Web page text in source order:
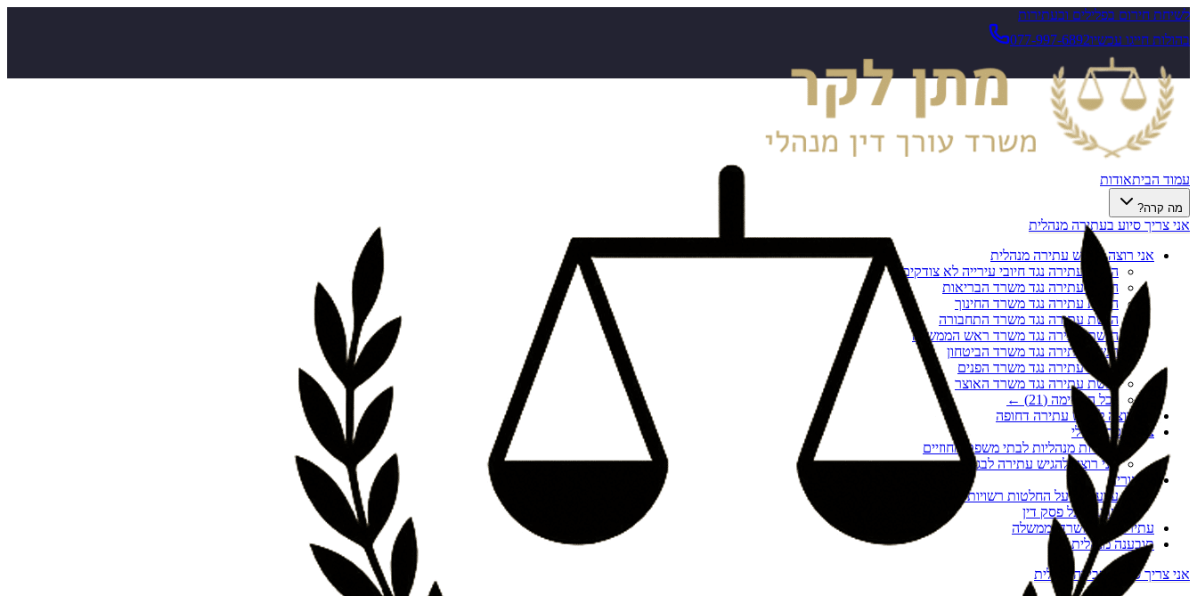
לשיחת חירום בפלילים ובעתירות
בהולות חייגו עכשיו077-997-6892
עמוד הביתאודות
מה קרה?
אני צריך סיוע בעתירה מנהלית
אני רוצה להגיש עתירה מנהלית
הגשת עתירה נגד חיובי עירייה לא צודקים
הגשת עתירה נגד משרד הבריאות
הגשת עתירה נגד משרד החינוך
הגשת עתירה נגד משרד התחבורה
הגשת עתירה נגד משרד ראש הממשלה
הגשת עתירה נגד משרד הביטחון
הגשת עתירה נגד משרד הפנים
הגשת עתירה נגד משרד האוצר
לכל הרשימה (21
) ←
אני רוצה להגיש עתירה דחופה
צו הריסה מנהלי
עתירות מנהליות לבתי משפט מחוזיים
אני רוצה להגיש עתירה לבג"ץ
ערעורים
ערעורים על החלטות רשויות מקומיות
ערעור על פסק דין
עתירות נגד משרדי ממשלה
תובענה מנהלית
אני צריך סיוע בעבירה פלילית